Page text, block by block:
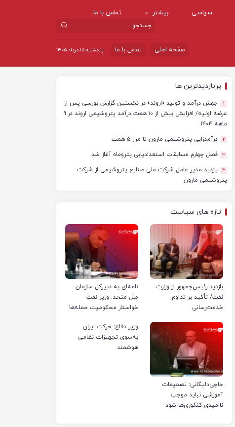
سیاسی بیشتر تماس با ما
پنجشنبه ۱۵ مرداد ۱۴۰۵ تماس با ما
صفحه اصلی
پربازدیدترین ها
1
جهش درآمد و تولید «اروند» در نخستین گزارش بورسی پس از
عرضه اولیه/ افزایش بیش از ۱۰ همت درآمد پتروشیمی اروند در ۹
ماهه ۱۴۰۴
2 درآمدزایی پتروشیمی مارون تا مرز ۵ همت
3 فصل چهارم مسابقات استعدادیابی پتروماه آغاز شد
4 بازدید مدیر عامل شرکت ملی صنایع پتروشیمی از شرکت
پتروشیمی مارون
تازه های سیاست
بازدید رئیس‌جمهور از وزارت
نفت/ تأکید بر تداوم
خدمت‌رسانی
نامه‌ای به دبیرکل سازمان
ملل متحد: وزیر نفت
خواستار محکومیت حمله‌ها
ایران شد
حاجی‌دلیگانی: تصمیمات
آموزشی نباید موجب
ناامیدی کنکوری‌ها شود
وزیر دفاع: حرکت ایران
به‌سوی تجهیزات نظامی
هوشمند